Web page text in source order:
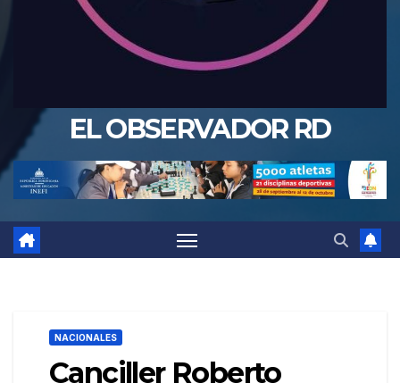
EL OBSERVADOR RD
NACIONALES
Canciller Roberto